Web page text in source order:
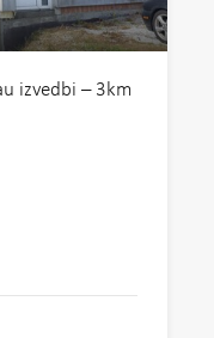
izvedbi – 3km